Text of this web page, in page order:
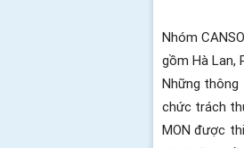
Nhóm
gồm Hà Lan,
Những
chức trách
MON được